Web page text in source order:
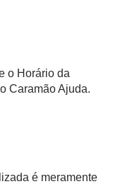
o Horário da
Caramão Ajuda.
é meramente